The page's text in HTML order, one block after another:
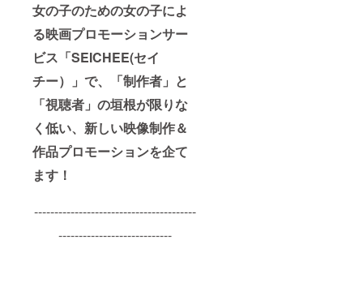
女の子のための女の子によ
る映画プロモーションサー
ビス「SEICHEE(セイ
チー）」で、
「制作者」と
「視聴者」の垣根が限りな
く低い、新しい映像制作＆
作品プロモーションを企て
ます！
----------------------------------------
----------------------------